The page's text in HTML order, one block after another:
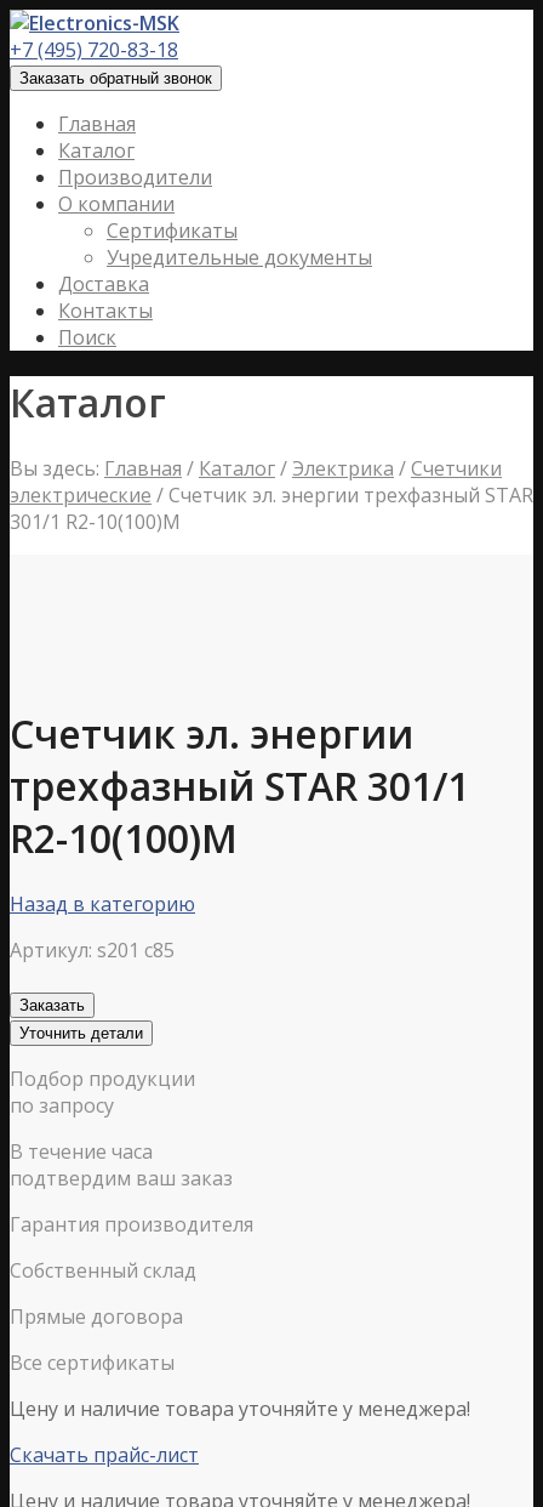
+7 (495) 720-83-18
Заказать обратный звонок
Главная
Каталог
Производители
О компании
Сертификаты
Учредительные документы
Доставка
Контакты
Поиск
Каталог
Вы здесь: Главная / Каталог/ Электрика /Счетчики
электрические /Счетчик эл. энергии трехфазный STAR
301/1 R2-10(100)М
Счетчик эл. энергии
трехфазный STAR 301/1
R2-10(100)М
Назад в категорию
Артикул: s201 c85
Заказать
Уточнить детали
Подбор продукции
по запросу
В течение часа
подтвердим ваш заказ
Гарантия производителя
Собственный склад
Прямые договора
Все сертификаты
Цену и наличие товара уточняйте у менеджера!
Скачать прайс-лист
Цену и наличие товара уточняйте у менеджера!